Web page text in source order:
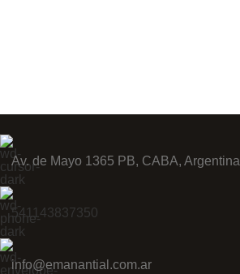
Av. de Mayo 1365 PB, CABA, Argentina
541143837350
info@emanantial.com.ar